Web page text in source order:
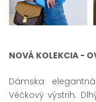
NOVÁ KOLEKCIA -
Dámska
Véčkový výstrih.